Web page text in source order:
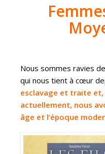
Nous sommes ravies
qui nous tient à cœur
esclavage et traite et,
actuellement, nous
âge et l’époque